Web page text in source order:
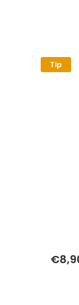
Tip